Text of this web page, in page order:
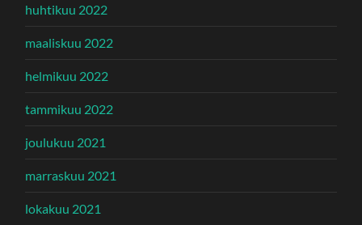
huhtikuu 2022
maaliskuu 2022
helmikuu 2022
tammikuu 2022
joulukuu 2021
marraskuu 2021
lokakuu 2021